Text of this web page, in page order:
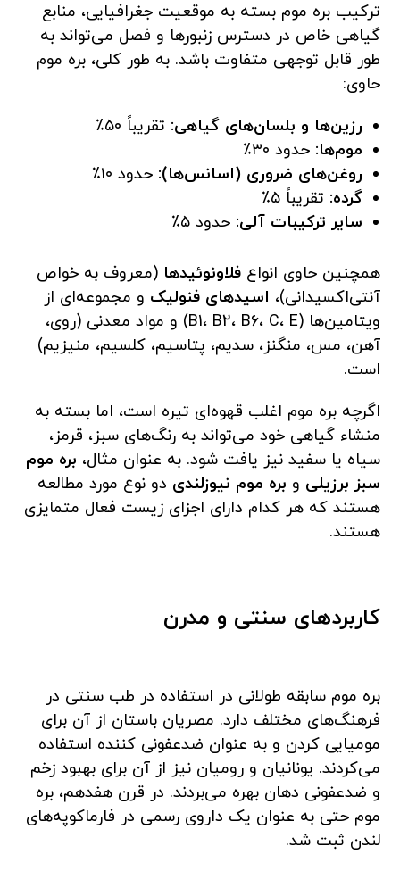
ترکیب بره موم بسته به موقعیت جغرافیایی، منابع
گیاهی خاص در دسترس زنبورها و فصل می‌تواند به
طور قابل توجهی متفاوت باشد. به طور کلی، بره موم
حاوی:
رزین‌ها و بلسان‌های گیاهی: تقریباً ۵۰٪
موم‌ها: حدود ۳۰٪
روغن‌های ضروری (اسانس‌ها): حدود ۱۰٪
گرده: تقریباً ۵٪
سایر ترکیبات آلی: حدود ۵٪
همچنین حاوی انواعفلاونوئیدها (معروف به خواص
آنتی‌اکسیدانی)، اسیدهای فنولیک و مجموعه‌ای از
ویتامین‌ها (B1، B2، B6، C، E) و مواد معدنی (روی،
آهن، مس، منگنز، سدیم، پتاسیم، کلسیم، منیزیم)
است.
اگرچه بره موم اغلب قهوه‌ای تیره است، اما بسته به
منشاء گیاهی خود می‌تواند به رنگ‌های سبز، قرمز،
سیاه یا سفید نیز یافت شود. به عنوان مثال، بره موم
سبز برزیلی و بره موم نیوزلندی دو نوع مورد مطالعه
هستند که هر کدام دارای اجزای زیست فعال متمایزی
هستند.
کاربردهای سنتی و مدرن
بره موم سابقه طولانی در استفاده در طب سنتی در
فرهنگ‌های مختلف دارد. مصریان باستان از آن برای
مومیایی کردن و به عنوان ضدعفونی کننده استفاده
می‌کردند. یونانیان و رومیان نیز از آن برای بهبود زخم
و ضدعفونی دهان بهره می‌بردند. در قرن هفدهم، بره
موم حتی به عنوان یک داروی رسمی در فارماکوپه‌های
لندن ثبت شد.